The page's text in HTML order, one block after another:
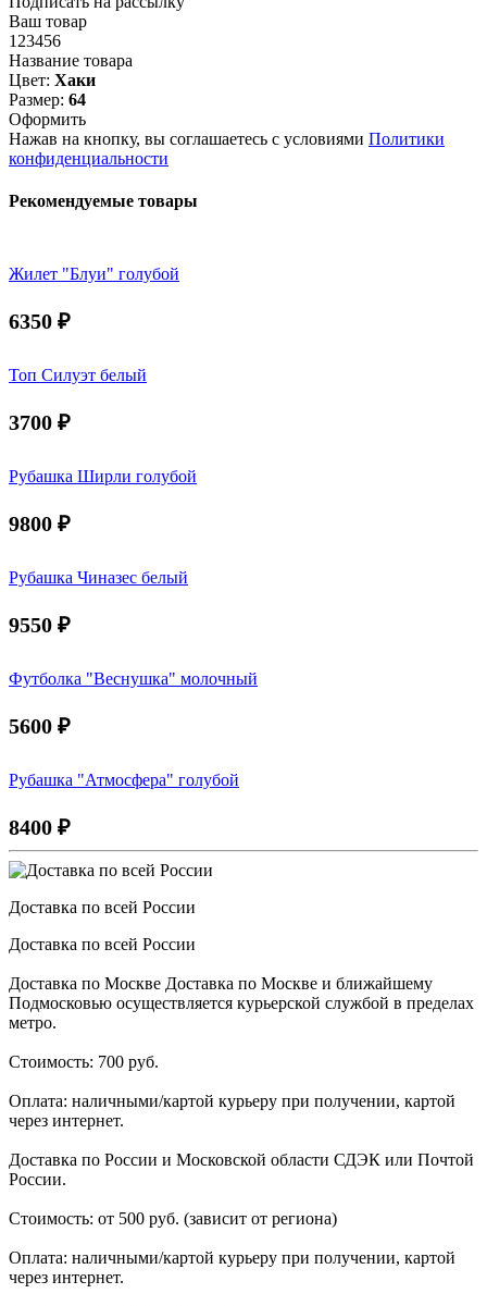
Ваш товар
123456
Название товара
Цвет: Хаки
Размер: 64
Оформить
Нажав на кнопку, вы соглашаетесь с условиями Политики
конфиденциальности
Рекомендуемые товары
Жилет "Блуи" голубой
6350 ₽
Топ Силуэт белый
3700 ₽
Рубашка Ширли голубой
9800 ₽
Рубашка Чиназес белый
9550 ₽
Футболка "Веснушка" молочный
5600 ₽
Рубашка "Атмосфера" голубой
8400 ₽
Доставка по всей России
Доставка по всей России
Доставка по Москве Доставка по Москве и ближайшему
Подмосковью осуществляется курьерской службой в пределах
метро.
Стоимость: 700 руб.
Оплата: наличными/картой курьеру при получении, картой
через интернет.
Доставка по России и Московской области СДЭК или Почтой
России.
Стоимость: от 500 руб. (зависит от региона)
Оплата: наличными/картой курьеру при получении, картой
через интернет.